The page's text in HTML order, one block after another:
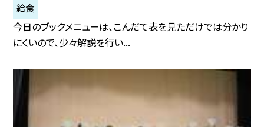
給食
今日のブックメニューは、こんだて表を見ただけでは分かり
にくいので、少々解説を行い...